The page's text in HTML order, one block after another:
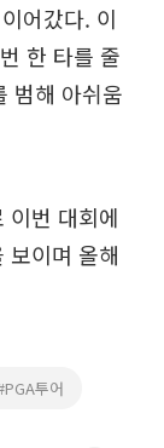
어갔다. 이
한 타를 줄
범해 아쉬움
이번 대회에
보이며 올해
투어